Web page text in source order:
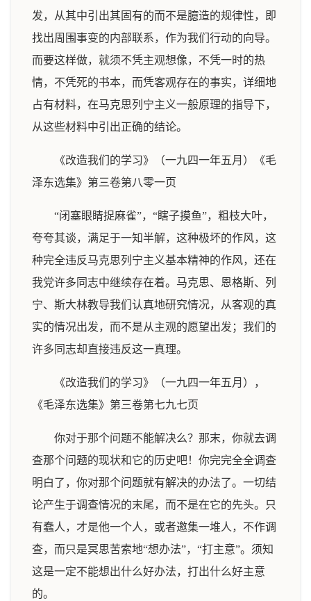
发，从其中引出其固有的而不是臆造的规律性，即
找出周围事变的内部联系，作为我们行动的向导。
而要这样做，就须不凭主观想像，不凭一时的热
情，不凭死的书本，而凭客观存在的事实，详细地
占有材料，在马克思列宁主义一般原理的指导下，
从这些材料中引出正确的结论。
《改造我们的学习》（一九四一年五月）《毛
泽东选集》第三卷第八零一页
“闭塞眼睛捉麻雀”，“瞎子摸鱼”，粗枝大叶，
夸夸其谈，满足于一知半解，这种极坏的作风，这
种完全违反马克思列宁主义基本精神的作风，还在
我党许多同志中继续存在着。马克思、恩格斯、列
宁、斯大林教导我们认真地研究情况，从客观的真
实的情况出发，而不是从主观的愿望出发；我们的
许多同志却直接违反这一真理。
《改造我们的学习》（一九四一年五月），
《毛泽东选集》第三卷第七九七页
你对于那个问题不能解决么？那末，你就去调
查那个问题的现状和它的历史吧！你完完全全调查
明白了，你对那个问题就有解决的办法了。一切结
论产生于调查情况的末尾，而不是在它的先头。只
有蠢人，才是他一个人，或者邀集一堆人，不作调
查，而只是冥思苦索地“想办法”，“打主意”。须知
这是一定不能想出什么好办法，打出什么好主意
的。